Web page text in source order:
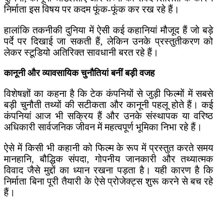
निर्माता इस विषय पर कदम फूंक-फूंक कर रख रहे हैं।
हालांकि तकनीकी दुनिया में ऐसी कई कहानियां मौजूद हैं जो बड़े
पर्दे पर दिखाई जा सकती हैं, लेकिन उनके प्रस्तुतीकरण को
लेकर स्टूडियो अतिरिक्त सावधानी बरत रहे हैं।
कानूनी और व्यावसायिक चुनौतियां बनीं बड़ी वजह
विशेषज्ञों का कहना है कि टेक कंपनियों से जुड़ी फिल्मों में सबसे
बड़ी चुनौती तथ्यों की सटीकता और कानूनी पहलू होते हैं। कई
कंपनियां आज भी सक्रिय हैं और उनके संस्थापक या वरिष्ठ
अधिकारी सार्वजनिक जीवन में महत्वपूर्ण भूमिका निभा रहे हैं।
ऐसे में किसी भी कहानी को फिल्म के रूप में प्रस्तुत करते समय
मानहानि, बौद्धिक संपदा, गोपनीय जानकारी और तथ्यात्मक
विवाद जैसे मुद्दों का ध्यान रखना पड़ता है। यही कारण है कि
निर्माता बिना पूरी तैयारी के ऐसे प्रोजेक्ट्स शुरू करने से बच रहे
हैं।